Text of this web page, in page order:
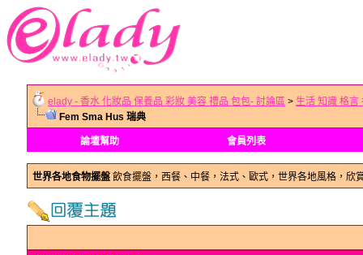
elady - 香水 化妝品 保養品 彩妝 美容 禮品 包包- 討論區 > 生活 知識 格言
Fem Sma Hus 瑞典
論壇幫助 會員列表
世界各地食物擺盤 飲食擺盤，西餐、中餐，法式、歐式，世界各地風格，欣